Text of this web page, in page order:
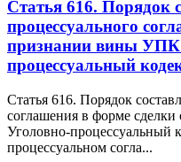
Статья 616. Порядок
процессуального
признании вины
процессуальный
Статья 616. Порядок
соглашения в форме
Уголовно-процессуальный
процессуальном согла...